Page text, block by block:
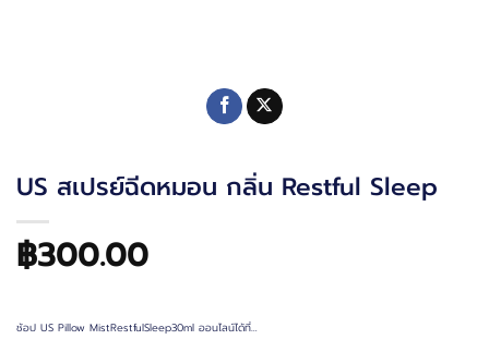
US สเปรย์ฉีดหมอน กลิ่น Restful Sleep
฿300.00
ช้อป US Pillow MistRestfulSleep30ml ออนไลน์ได้ที่…